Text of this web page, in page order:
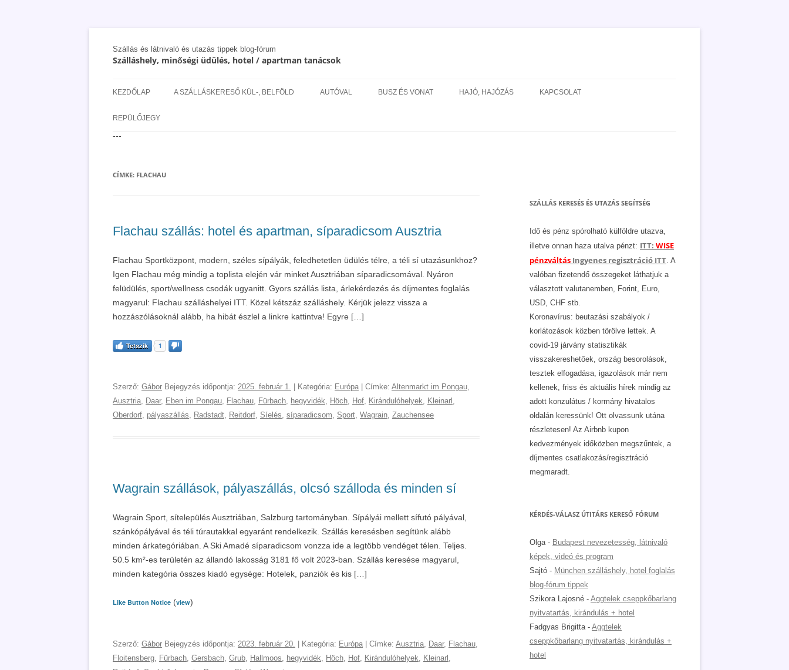
Szállás és látnivaló és utazás tippek blog-fórum
Szálláshely, minőségi üdülés, hotel / apartman tanácsok
a
KEZDŐLAP A SZÁLLÁSKERESŐ KÜL-, BELFÖLD AUTÓVAL BUSZ ÉS VONAT HAJÓ, HAJÓZÁS KAPCSOLAT
REPÜLŐJEGY
---
CÍMKE: FLACHAU
Flachau szállás: hotel és apartman, síparadicsom Ausztria
Flachau Sportközpont, modern, széles sípályák, feledhetetlen üdülés télre, a téli sí utazásunkhoz?
Igen Flachau még mindig a toplista elején vár minket Ausztriában síparadicsomával. Nyáron
felüdülés, sport/wellness csodák ugyanitt. Gyors szállás lista, árlekérdezés és díjmentes foglalás
magyarul: Flachau szálláshelyei ITT. Közel kétszáz szálláshely. Kérjük jelezz vissza a
hozzászólásoknál alább, ha hibát észlel a linkre kattintva! Egyre […]
Tetszik 1
Szerző: Gábor Bejegyzés időpontja: 2025. február 1. | Kategória: Európa | Címke: Altenmarkt im Pongau,
Ausztria, Daar, Eben im Pongau, Flachau, Fürbach, hegyvidék, Höch, Hof, Kirándulóhelyek, Kleinarl ,
Oberdorf, pályaszállás, Radstadt, Reitdorf, Síelés, síparadicsom, Sport, Wagrain, Zauchensee
Wagrain szállások, pályaszállás, olcsó szálloda és minden sí
Wagrain Sport, sítelepülés Ausztriában, Salzburg tartományban. Sípályái mellett sífutó pályával,
szánkópályával és téli túrautakkal egyaránt rendelkezik. Szállás keresésben segítünk alább
minden árkategóriában. A Ski Amadé síparadicsom vonzza ide a legtöbb vendéget télen. Teljes.
50.5 km²-es területén az állandó lakosság 3181 fő volt 2023-ban. Szállás keresése magyarul,
minden kategória összes kiadó egysége: Hotelek, panziók és kis […]
Like Button Notice (view)
Szerző: Gábor Bejegyzés időpontja: 2023. február 20. | Kategória: Európa | Címke: Ausztria, Daar, Flachau,
Floitensberg, Fürbach, Gersbach, Grub, Hallmoos, hegyvidék, Höch, Hof, Kirándulóhelyek, Kleinarl ,
SZÁLLÁS KERESÉS ÉS UTAZÁS SEGÍTSÉG
Idő és pénz spórolható külföldre utazva,
illetve onnan haza utalva pénzt: ITT: WISE
pénzváltás Ingyenes regisztráció ITT. A
valóban fizetendő összegeket láthatjuk a
választott valutanemben, Forint, Euro,
USD, CHF stb.
Koronavírus: beutazási szabályok /
korlátozások közben törölve lettek. A
covid-19 járvány statisztikák
visszakereshetőek, ország besorolások,
tesztek elfogadása, igazolások már nem
kellenek, friss és aktuális hírek mindig az
adott konzulátus / kormány hivatalos
oldalán keressünk! Ott olvassunk utána
részletesen! Az Airbnb kupon
kedvezmények időközben megszűntek, a
díjmentes csatlakozás/regisztráció
megmaradt.
KÉRDÉS-VÁLASZ ÚTITÁRS KERESŐ FÓRUM
Olga- Budapest nevezetesség, látnivaló
képek, videó és program
Sajtó - München szálláshely, hotel foglalás
blog-fórum tippek
Szikora Lajosné - Aggtelek cseppkőbarlang
nyitvatartás, kirándulás + hotel
Fadgyas Brigitta- Aggtelek
cseppkőbarlang nyitvatartás, kirándulás +
hotel